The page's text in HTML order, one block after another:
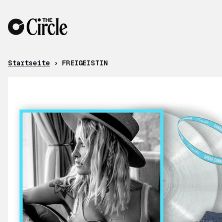
Startseite › FREIGEISTIN